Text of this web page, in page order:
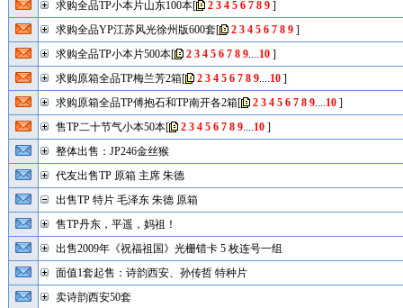
求购全品TP小本片山东100本[ 2 3 4 5 6 7 8 9]
求购全品YP江苏风光徐州版600套[ 2 3 4 5 6 7 8 9]
求购全品TP小本片500本[ 2 3 4 5 6 7 8 9....10]
求购原箱全品TP梅兰芳2箱[ 2 3 4 5 6 7 8 9....10]
求购原箱全品TP傅抱石和TP南开各2箱[ 2 3 4 5 6 7 8 9....10]
售TP二十节气小本50本[ 2 3 4 5 6 7 8 9....10]
整体出售：JP246金丝猴
代友出售TP 原箱 主席 朱德
出售TP 特片 毛泽东 朱德 原箱
售TP丹东，平遥，妈祖！
出售2009年《祝福祖国》光栅错卡 5 枚连号一组
面值1套起售：诗韵西安、孙传哲 特种片
卖诗韵西安50套